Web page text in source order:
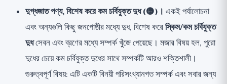
দুগ্ধজাত পণ্য, বিশেষ করে কম চর্বিযুক্ত দুধ (🟡)। একই পর্যালোচনা
এবং অন্যগুলি কিছু জনগোষ্ঠীর মধ্যে দুধ, বিশেষ করেস্কিম/কম চর্বিযুক্ত
দুধসেবন এবং ব্রণের মধ্যে সম্পর্ক খুঁজে পেয়েছে। মজার বিষয় হল, পুরো
দুধের চেয়ে কম চর্বিযুক্ত দুধের সাথে সম্পর্কটি আরও শক্তিশালী।
গুরুত্বপূর্ণ বিষয়: এটি একটি বিনয়ী পরিসংখ্যানগত সম্পর্ক এবং সবার জন্য